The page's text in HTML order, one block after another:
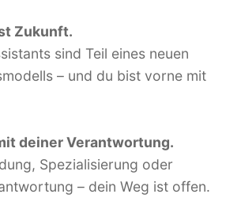
Zukunft.
sind Teil eines neuen
– und du bist vorne mit
deiner Verantwortung.
Spezialisierung oder
– dein Weg ist offen.